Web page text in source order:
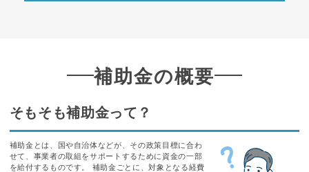
補助金の概要
そもそも補助金って？
補助金とは、国や自治体などが、その政策目標に合わ
せて、事業者の取組をサポートするために資金の一部
を給付するものです。 補助金ごとに、対象となる経費